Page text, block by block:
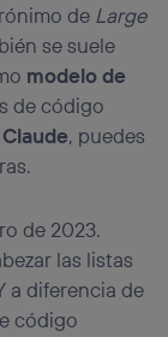
de Large
se suele
modelo de
de código
Claude, puedes
de 2023.
las listas
a diferencia de
código